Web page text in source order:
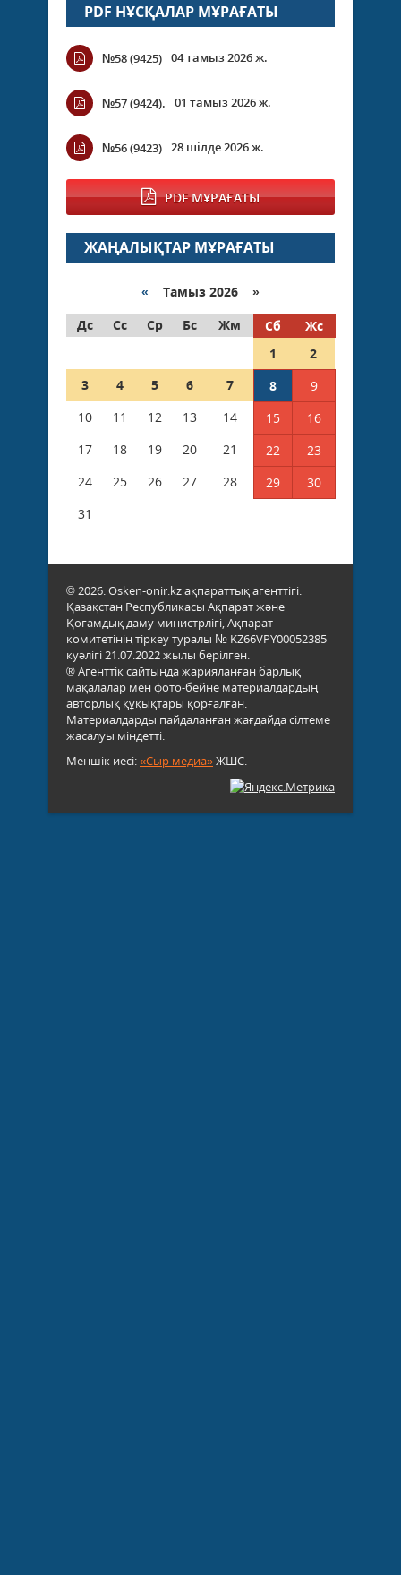
PDF НҰСҚАЛАР МҰРАҒАТЫ
№58 (9425) 04 тамыз 2026 ж.
№57 (9424). 01 тамыз 2026 ж.
№56 (9423) 28 шілде 2026 ж.
PDF МҰРАҒАТЫ
ЖАҢАЛЫҚТАР МҰРАҒАТЫ
« Тамыз 2026 »
Дс
Сс Ср Бс Жм Сб
Жс
1
2
3
4 5 6 7 8
9
10
11 12 13 14 15
16
17
18 19 20 21 22
23
24
25 26 27 28 29
30
31
© 2026. Osken-onir.kz ақпараттық агенттігі.
Қазақстан Республикасы Ақпарат және
Қоғамдық даму министрлігі, Ақпарат
комитетінің тіркеу туралы № KZ66VPY00052385
куәлігі 21.07.2022 жылы берілген.
® Агенттік сайтында жарияланған барлық
мақалалар мен фото-бейне материалдардың
авторлық құқықтары қорғалған.
Материалдарды пайдаланған жағдайда сілтеме
жасалуы міндетті.
Меншік иесі:«Сыр медиа»ЖШС.